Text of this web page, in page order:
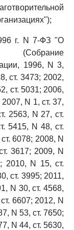
г. N 7-ФЗ "О
(Собрание
1996, N 3,
ст. 3473; 2002,
ст. 5031; 2006,
N 1, ст. 37,
2563, N 27, ст.
5415, N 48, ст.
6078; 2008, N
3617; 2009, N
2010, N 15, ст.
ст. 3995; 2011,
N 30, ст. 4568,
6607; 2012, N
N 53, ст. 7650;
N 44, ст. 5630,